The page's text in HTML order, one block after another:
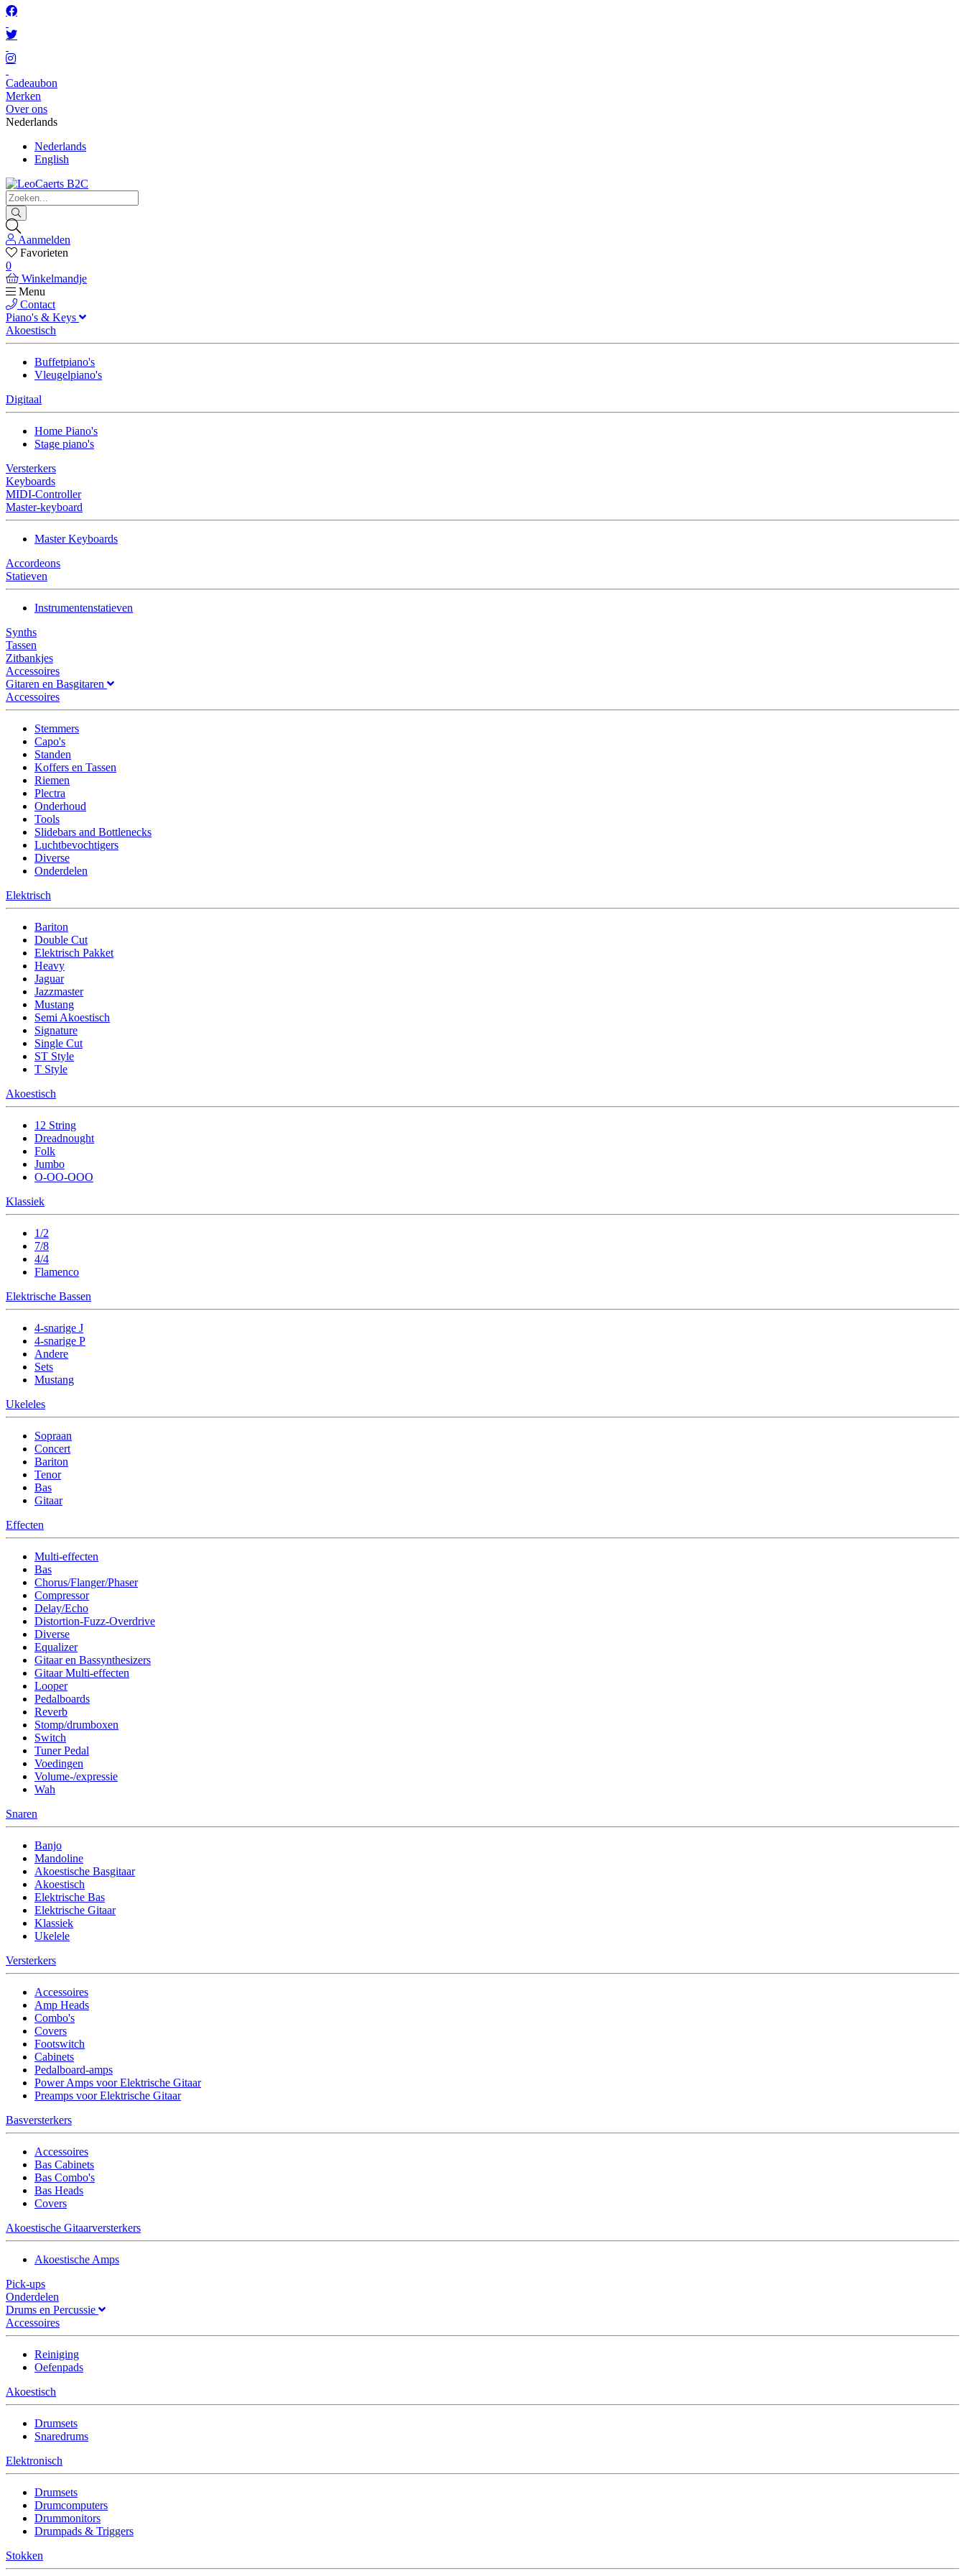
Cadeaubon
Merken
Over ons
Nederlands
Nederlands
English
Aanmelden
Favorieten
0
Winkelmandje
Menu
Contact
Piano's & Keys
Akoestisch
Buffetpiano's
Vleugelpiano's
Digitaal
Home Piano's
Stage piano's
Versterkers
Keyboards
MIDI-Controller
Master-keyboard
Master Keyboards
Accordeons
Statieven
Instrumentenstatieven
Synths
Tassen
Zitbankjes
Accessoires
Gitaren en Basgitaren
Accessoires
Stemmers
Capo's
Standen
Koffers en Tassen
Riemen
Plectra
Onderhoud
Tools
Slidebars and Bottlenecks
Luchtbevochtigers
Diverse
Onderdelen
Elektrisch
Bariton
Double Cut
Elektrisch Pakket
Heavy
Jaguar
Jazzmaster
Mustang
Semi Akoestisch
Signature
Single Cut
ST Style
T Style
Akoestisch
12 String
Dreadnought
Folk
Jumbo
O-OO-OOO
Klassiek
1/2
7/8
4/4
Flamenco
Elektrische Bassen
4-snarige J
4-snarige P
Andere
Sets
Mustang
Ukeleles
Sopraan
Concert
Bariton
Tenor
Bas
Gitaar
Effecten
Multi-effecten
Bas
Chorus/Flanger/Phaser
Compressor
Delay/Echo
Distortion-Fuzz-Overdrive
Diverse
Equalizer
Gitaar en Bassynthesizers
Gitaar Multi-effecten
Looper
Pedalboards
Reverb
Stomp/drumboxen
Switch
Tuner Pedal
Voedingen
Volume-/expressie
Wah
Snaren
Banjo
Mandoline
Akoestische Basgitaar
Akoestisch
Elektrische Bas
Elektrische Gitaar
Klassiek
Ukelele
Versterkers
Accessoires
Amp Heads
Combo's
Covers
Footswitch
Cabinets
Pedalboard-amps
Power Amps voor Elektrische Gitaar
Preamps voor Elektrische Gitaar
Basversterkers
Accessoires
Bas Cabinets
Bas Combo's
Bas Heads
Covers
Akoestische Gitaarversterkers
Akoestische Amps
Pick-ups
Onderdelen
Drums en Percussie
Accessoires
Reiniging
Oefenpads
Akoestisch
Drumsets
Snaredrums
Elektronisch
Drumsets
Drumcomputers
Drummonitors
Drumpads & Triggers
Stokken